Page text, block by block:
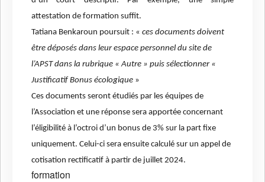
attestation de formation suffit.
Tatiana Benkaroun poursuit : « ces documents doivent
être déposés dans leur espace personnel du site de
l’APST dans la rubrique « Autre » puis sélectionner «
Justificatif Bonus écologique »
Ces documents seront étudiés par les équipes de
l’Association et une réponse sera apportée concernant
l’éligibilité à l’octroi d’un bonus de 3% sur la part fixe
uniquement. Celui-ci sera ensuite calculé sur un appel de
cotisation rectificatif à partir de juillet 2024.
formation